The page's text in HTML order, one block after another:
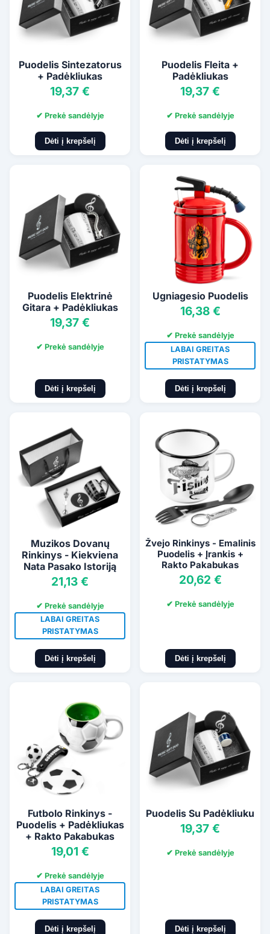
Puodelis Sintezatorus
+ Padėkliukas
19,37 €
✔ Prekė sandėlyje
Dėti į krepšelį
Puodelis Fleita +
Padėkliukas
19,37 €
✔ Prekė sandėlyje
Dėti į krepšelį
Puodelis Elektrinė
Gitara + Padėkliukas
19,37 €
✔ Prekė sandėlyje
Dėti į krepšelį
Ugniagesio Puodelis
16,38 €
✔ Prekė sandėlyje
LABAI GREITAS
PRISTATYMAS
Dėti į krepšelį
Muzikos Dovanų
Rinkinys - Kiekviena
Nata Pasako Istoriją
21,13 €
✔ Prekė sandėlyje
LABAI GREITAS
PRISTATYMAS
Dėti į krepšelį
Žvejo Rinkinys - Emalinis
Puodelis + Įrankis +
Rakto Pakabukas
20,62 €
✔ Prekė sandėlyje
Dėti į krepšelį
Futbolo Rinkinys -
Puodelis + Padėkliukas
+ Rakto Pakabukas
19,01 €
✔ Prekė sandėlyje
LABAI GREITAS
PRISTATYMAS
Dėti į krepšelį
Puodelis Su Padėkliuku
19,37 €
✔ Prekė sandėlyje
Dėti į krepšelį